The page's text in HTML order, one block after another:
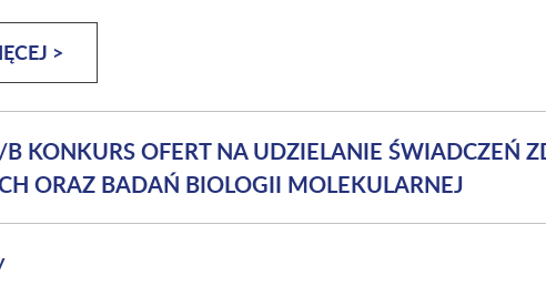
>
KONKURS OFERT NA UDZIELANIE ŚWIADCZEŃ
ORAZ BADAŃ BIOLOGII MOLEKULARNEJ